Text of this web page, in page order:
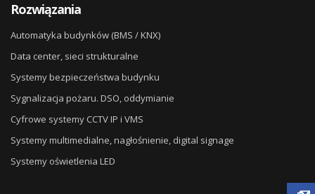
Rozwiązania
Automatyka budynków (BMS / KNX)
Data center, sieci strukturalne
Systemy bezpieczeństwa budynku
Sygnalizacja pożaru. DSO, oddymianie
Cyfrowe systemy CCTV IP i VMS
Systemy multimedialne, nagłośnienie, digital signage
Systemy oświetlenia LED